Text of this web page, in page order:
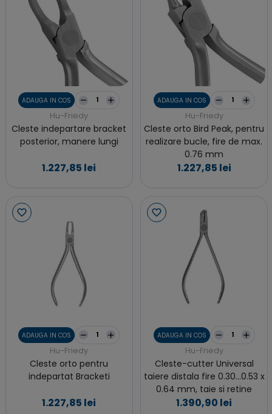
ADAUGA IN COS
Hu-Friedy
Cleste indepartare bracket
posterior, manere lungi
1.227,85 lei
ADAUGA IN COS
Hu-Friedy
Cleste orto Bird Peak, pentru
realizare bucle, fire de max.
0.76 mm
1.227,85 lei
ADAUGA IN COS
Hu-Friedy
Cleste orto pentru
indepartat Bracketi
1.227,85 lei
ADAUGA IN COS
Hu-Friedy
Cleste-cutter Universal
taiere distala fire 0.30...0.53 x
0.64 mm, taie si retine
1.390,90 lei